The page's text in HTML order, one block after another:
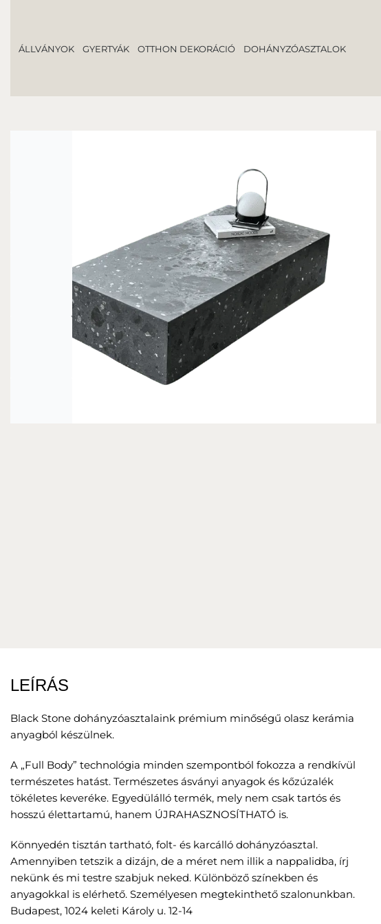
ÁLLVÁNYOK GYERTYÁK OTTHON DEKORÁCIÓ DOHÁNYZÓASZTALOK
LEÍRÁS
Black Stone dohányzóasztalaink prémium minőségű olasz kerámia
anyagból készülnek.
A „Full Body” technológia minden szempontból fokozza a rendkívül
természetes hatást. Természetes ásványi anyagok és kőzúzalék
tökéletes keveréke. Egyedülálló termék, mely nem csak tartós és
hosszú élettartamú, hanem ÚJRAHASZNOSÍTHATÓ is.
Könnyedén tisztán tartható, folt- és karcálló dohányzóasztal.
Amennyiben tetszik a dizájn, de a méret nem illik a nappalidba, írj
nekünk és mi testre szabjuk neked. Különböző színekben és
anyagokkal is elérhető. Személyesen megtekinthető szalonunkban.
Budapest, 1024 keleti Károly u. 12-14